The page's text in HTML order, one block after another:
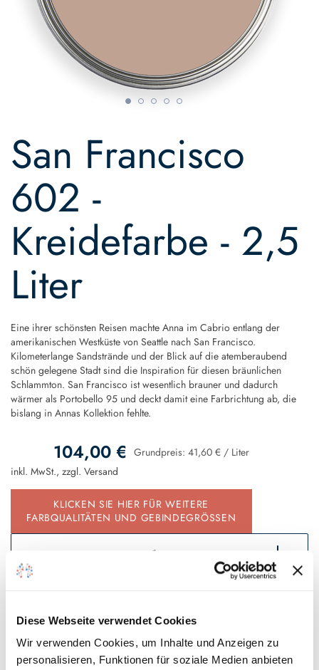
Diese Webseite verwendet Cookies
Wir verwenden Cookies, um Inhalte und Anzeigen zu
personalisieren, Funktionen für soziale Medien anbieten
San Francisco
602 -
Kreidefarbe - 2,5
Liter
Eine ihrer schönsten Reisen machte Anna im Cabrio entlang der
amerikanischen Westküste von Seattle nach San Francisco.
Kilometerlange Sandstrände und der Blick auf die atemberaubend
schön gelegene Stadt sind die Inspiration für diesen bräunlichen
Schlammton. San Francisco ist wesentlich brauner und dadurch
wärmer als Portobello 95 und deckt damit eine Farbrichtung ab, die
bislang in Annas Kollektion fehlte.
104,00 € Grundpreis: 41,60 € / Liter
inkl. MwSt., zzgl. Versand
KLICKEN SIE HIER FÜR WEITERE
FARBQUALITÄTEN UND GEBINDEGRÖSSEN
Sofort verfügbar, Lieferzeit 2 - 5 Tage*
Auf den Wunschzettel
the
beginning
the
images